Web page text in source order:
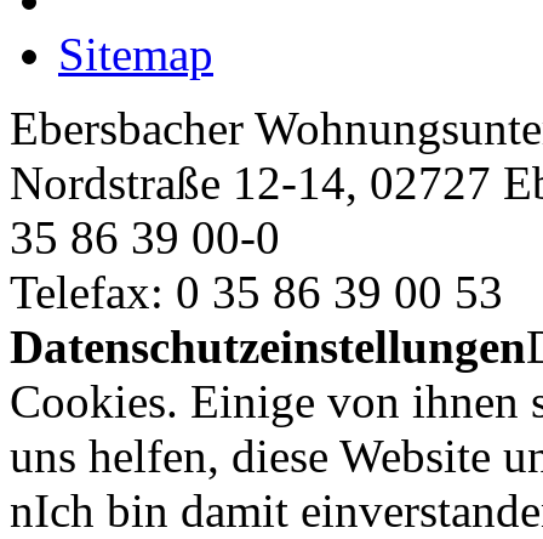
Sitemap
Ebersbacher
Nordstraße 12-14, 02727
35 86 39 00-0
Telefax: 0 35 86 39 00 53
Datenschutzeinstellungen
Cookies. Einige von ihnen
uns helfen, diese Website
nIch bin damit